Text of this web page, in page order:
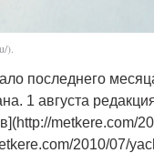
).
последнего
1 августа
metkere.com/
2010/07/